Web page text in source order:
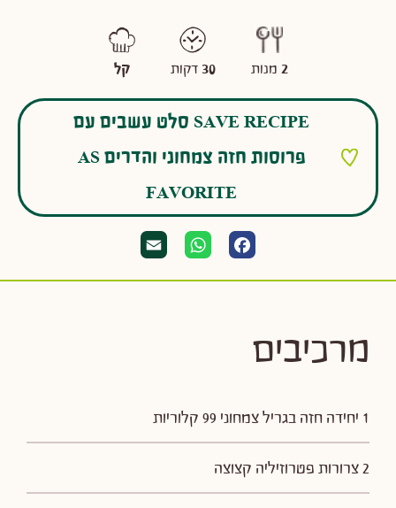
מָנָה
2 מנות
משך
30 דקות
דרגת קושי
קל
SAVE RECIPE סלט עשבים עם
פרוסות חזה צמחוני והדרים AS
FAVORITE
Facebook
WhatsApp
מרכיבים
1 יחידה חזה בגריל צמחוני 99 קלוריות
2 צרורות פטרוזיליה קצוצה